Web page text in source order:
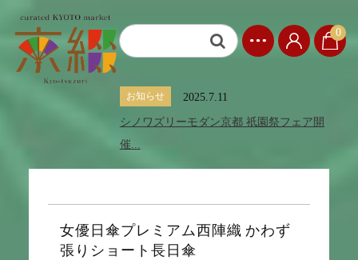
0
お知らせ 2025.7.11
シノワズリーモダン京都 祇園祭フェア開
催...
女優日傘プレミアム西陣織 かわず
張りショート長日傘